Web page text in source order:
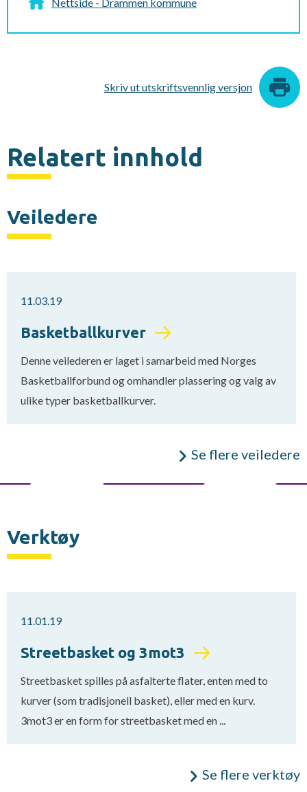
Nettside - Drammen kommune
Skriv ut utskriftsvennlig versjon
Relatert innhold
Veiledere
11.03.19
Basketballkurver
Denne veilederen er laget i samarbeid med Norges
Basketballforbund og omhandler plassering og valg av
ulike typer basketballkurver.
Se flere veiledere
Verktøy
11.01.19
Streetbasket og 3mot3
Streetbasket spilles på asfalterte flater, enten med to
kurver (som tradisjonell basket), eller med en kurv.
3mot3 er en form for streetbasket med en ...
Se flere verktøy